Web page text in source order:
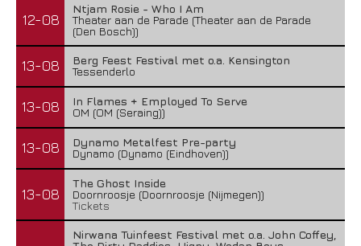
12-08
Ntjam Rosie - Who I Am
Theater aan de Parade (Theater aan de Parade
(Den Bosch))
13-08
Berg Feest Festival met o.a. Kensington
Tessenderlo
13-08
In Flames + Employed To Serve
OM (OM (Seraing))
13-08
Dynamo Metalfest Pre-party
Dynamo (Dynamo (Eindhoven))
13-08
The Ghost Inside
Doornroosje (Doornroosje (Nijmegen))
Tickets
Nirwana Tuinfeest Festival met o.a. John Coffey,